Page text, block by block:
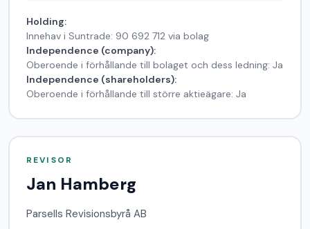
Holding:
Innehav i Suntrade: 90 692 712 via bolag
Independence (company):
Oberoende i förhållande till bolaget och dess ledning: Ja
Independence (shareholders):
Oberoende i förhållande till större aktieägare: Ja
REVISOR
Jan Hamberg
Parsells Revisionsbyrå AB